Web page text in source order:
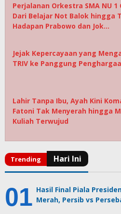
Perjalanan Orkestra SMA NU 1
Dari Belajar Not Balok hingga
Hadapan Prabowo dan Jok…
Jejak Kepercayaan yang
TRIV ke Panggung
Lahir Tanpa Ibu, Ayah Kini
Fatoni Tak Menyerah hingga
Kuliah Terwujud
Hasil Final Piala
Merah, Persib vs